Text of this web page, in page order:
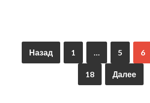
Назад 1 … 5 6
18 Далее